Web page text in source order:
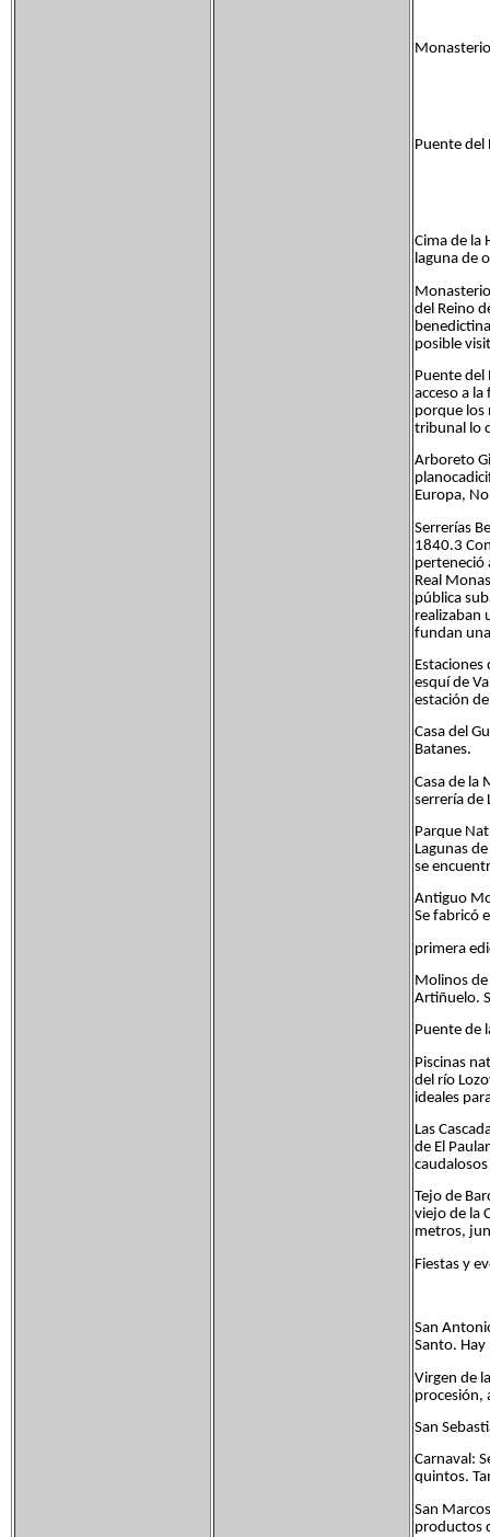
Puente del
Cima de la
laguna de
del Reino
posible
Puente del
acceso a
porque los
tribunal lo
Arboreto
Europa,
Serrerías
1840.3
perteneció
Real
pública
realizaban
fundan
Estaciones
esquí de
estación
Casa del
Batanes.
Casa de la
serrería de
Parque
Lagunas
se
Antiguo
Se fabricó
primera
Molinos
Artiñuelo.
Puente de
Piscinas
del río
ideales
Las
de El
Tejo de
viejo de la
metros,
Fiestas y
San
Santo.
Virgen de
procesión,
San
Carnaval:
quintos.
San
productos